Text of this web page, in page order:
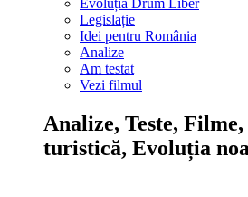
Evoluția Drum Liber
Legislație
Idei pentru România
Analize
Am testat
Vezi filmul
Analize, Teste,
turistică, Evoluția